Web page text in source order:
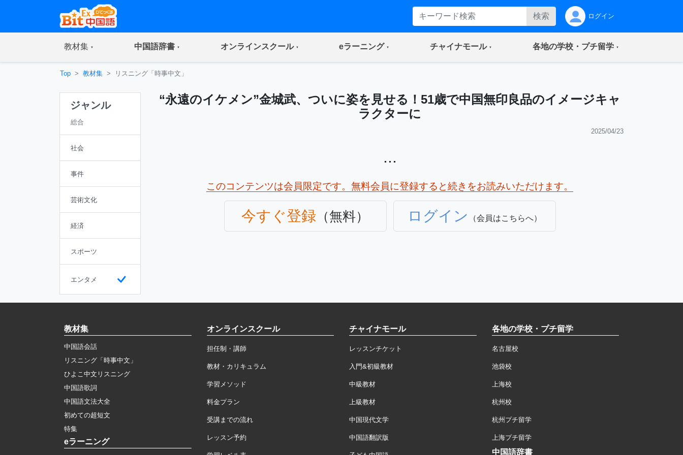
検索 ログイン
教材集(current) 中国語辞書(current) オンラインスクール(current) eラーニング(current) チャイナモール(current) 各地の学校・プチ留学(current)
Top 教材集 リスニング「時事中文」
ジャンル
総合
社会
事件
芸術文化
経済
スポーツ
エンタメ
“永遠のイケメン”金城武、ついに姿を見せる！51歳で中国無印良品のイメージキャ
ラクターに
2025/04/23
...
このコンテンツは会員限定です。無料会員に登録すると続きをお読みいただけます。
今すぐ登録 （無料） ログイン （会員はこちらへ）
教材集
中国語会話
リスニング「時事中文」
ひよこ中文リスニング
中国語歌詞
中国語文法大全
初めての超短文
特集
eラーニング
オンラインスクール
担任制・講師
教材・カリキュラム
学習メソッド
料金プラン
受講までの流れ
レッスン予約
チャイナモール
レッスンチケット
入門&初級教材
中級教材
上級教材
中国現代文学
中国語翻訳版
各地の学校・プチ留学
名古屋校
池袋校
上海校
杭州校
杭州プチ留学
上海プチ留学
中国語辞書